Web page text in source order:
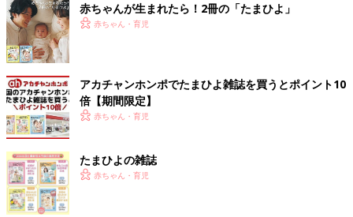
＞
・鶏レバー 312.2mg
・豚レバー 284.8mg
・牛レバー 219.8mg
・マアジの干物 245.8mg
・マイワシの干物 305.7mg
プリン体の多い基準は、食材100g中にプリン体200mg以上を含
分類します。（※4）プリン体を過剰に摂取すると、尿酸の生成が
増加して血中尿酸濃度が上昇する可能性があるため、摂りすぎに
は注意が必要です。
赤ちゃんが生まれたら！2冊の「たまひよ」
赤ちゃん・育児
アカチャンホンポでたまひよ雑誌を買うとポイント10
倍【期間限定】
赤ちゃん・育児
たまひよの雑誌
赤ちゃん・育児